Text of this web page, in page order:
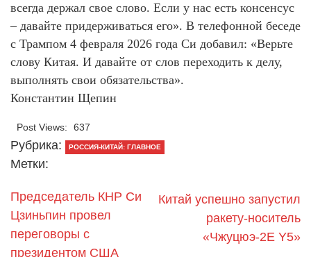
всегда держал свое слово. Если у нас есть консенсус
– давайте придерживаться его». В телефонной беседе
с Трампом 4 февраля 2026 года Си добавил: «Верьте
слову Китая. И давайте от слов переходить к делу,
выполнять свои обязательства».
Константин Щепин
Post Views: 637
Рубрика: РОССИЯ-КИТАЙ: ГЛАВНОЕ
Метки:
Председатель КНР Си
Цзиньпин провел
переговоры с
президентом США
Китай успешно запустил
ракету-носитель
«Чжуцюэ-2E Y5»